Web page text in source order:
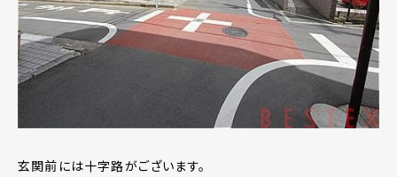
玄関前には十字路がございます。